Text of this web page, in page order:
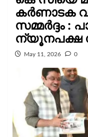
കര്‍ണാടക
സമ്മര്‍ദ്ദം :
ന്യൂനപക്ഷ
May 11, 2026 0